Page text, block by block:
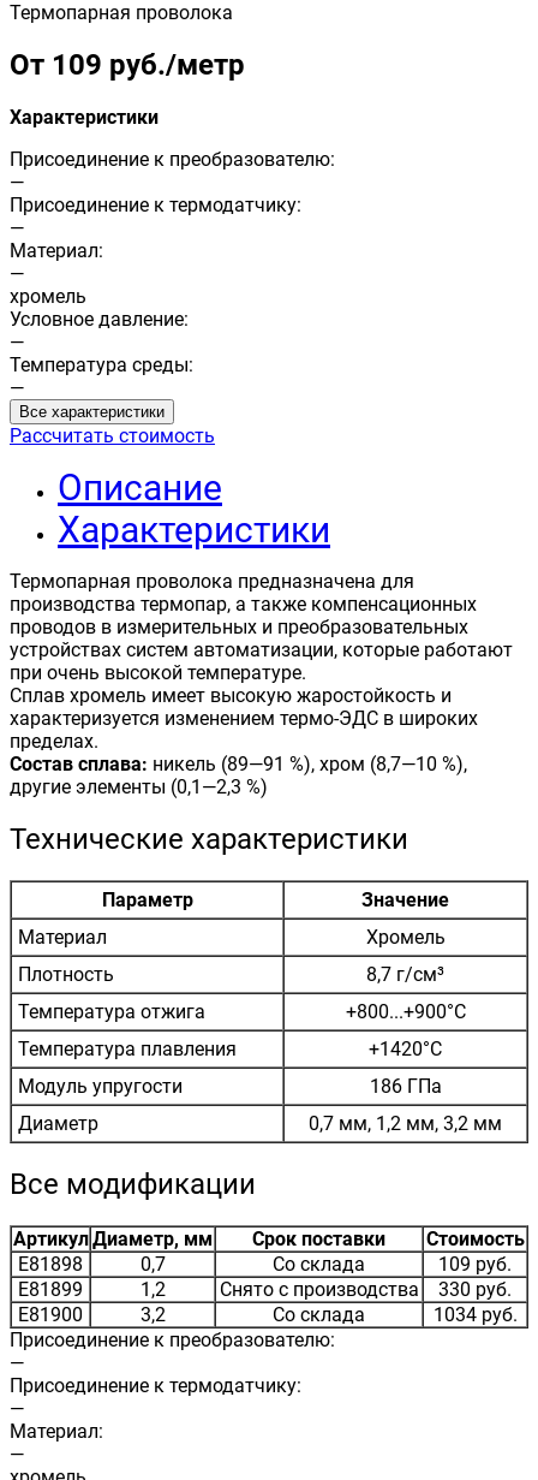
Термопарная проволока
От 109 руб./метр
Характеристики
Присоединение к преобразователю:
—
Присоединение к термодатчику:
—
Материал:
—
хромель
Условное давление:
—
Температура среды:
—
Все характеристики
Рассчитать стоимость
Описание
Характеристики
Термопарная проволока предназначена для
производства термопар, а также компенсационных
проводов в измерительных и преобразовательных
устройствах систем автоматизации, которые работают
при очень высокой температуре.
Сплав хромель имеет высокую жаростойкость и
характеризуется изменением термо-ЭДС в широких
пределах.
Состав сплава: никель (89—91 %), хром (8,7—10 %),
другие элементы (0,1—2,3 %)
Технические характеристики
Параметр
Значение
Материал
Хромель
Плотность
8,7 г/см³
Температура отжига
+800...+900°C
Температура плавления
+1420°C
Модуль упругости
186 ГПа
Диаметр
0,7 мм, 1,2 мм, 3,2 мм
Все модификации
АртикулДиаметр, мм Срок поставки
Стоимость
E81898
0,7 Со склада
109 руб.
E81899
1,2 Снято с производства
330 руб.
E81900
3,2 Со склада
1034 руб.
Присоединение к преобразователю:
—
Присоединение к термодатчику:
—
Материал:
—